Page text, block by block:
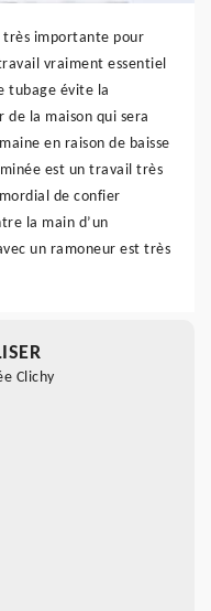
très importante pour
vraiment essentiel
tubage évite la
la maison qui sera
en raison de baisse
est un travail très
de confier
la main d’un
un ramoneur est très
Clichy